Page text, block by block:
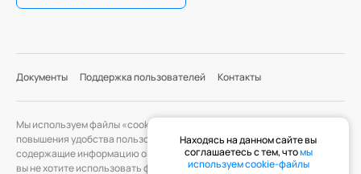
Документы Поддержка пользователей Контакты
Мы используем файлы «cookie» с целью персонализации сервисов и
повышения удобства пользования веб-сайтом. «Cookie» — файлы,
содержащие информацию о предыдущих посещениях веб-сайта. Если
вы не хотите использовать файлы «cookie», измените настройки
Находясь на данном сайте вы
соглашаетесь с тем, чтомы
используем cookie-файлы